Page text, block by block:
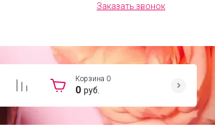
Заказать звонок
Корзина 0
0 руб.